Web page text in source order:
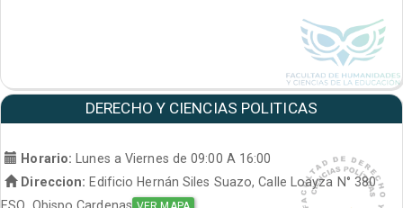
DERECHO Y CIENCIAS POLITICAS
Horario:
Lunes a Viernes de 09:00 A 16:00
Direccion: Edificio Hernán Siles Suazo, Calle Loayza N° 380
ESQ. Obispo Cardenas